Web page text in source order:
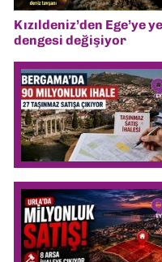
Kızıldeniz’den Ege’ye
dengesi değişiyor